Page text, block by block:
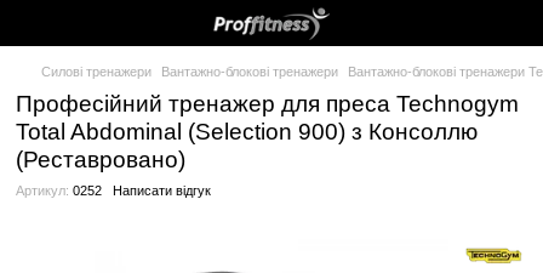
Професійний тренажер для преса
Total Abdominal (Selection 900) з
(Реставровано)